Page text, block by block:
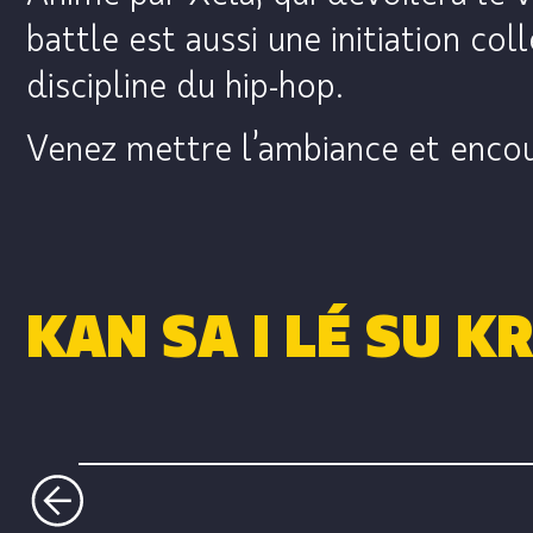
battle est aussi une initiation
discipline du hip-hop.
Venez mettre l’ambiance et
KAN SA I LÉ SU